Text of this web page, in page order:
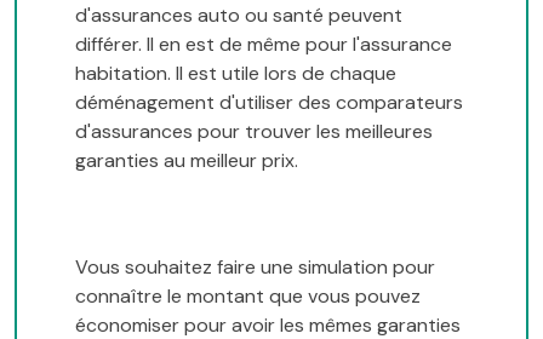
d'assurances auto ou santé peuvent
différer. Il en est de même pour l'assurance
habitation. Il est utile lors de chaque
déménagement d'utiliser des comparateurs
d'assurances pour trouver les meilleures
garanties au meilleur prix.
Vous souhaitez faire une simulation pour
connaître le montant que vous pouvez
économiser pour avoir les mêmes garanties